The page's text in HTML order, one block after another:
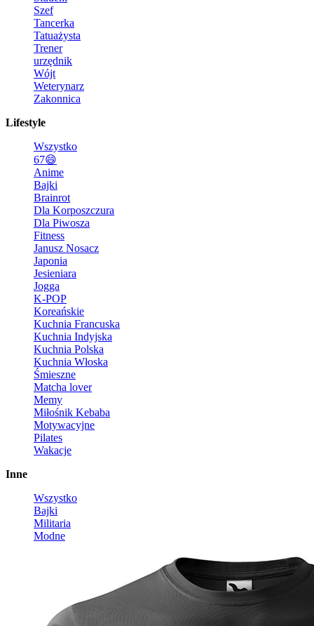
Szef
Tancerka
Tatuażysta
Trener
urzędnik
Wójt
Weterynarz
Zakonnica
Lifestyle
Wszystko
67😄
Anime
Bajki
Brainrot
Dla Korposzczura
Dla Piwosza
Fitness
Janusz Nosacz
Japonia
Jesieniara
Jogga
K-POP
Koreańskie
Kuchnia Francuska
Kuchnia Indyjska
Kuchnia Polska
Kuchnia Włoska
Śmieszne
Matcha lover
Memy
Miłośnik Kebaba
Motywacyjne
Pilates
Wakacje
Inne
Wszystko
Bajki
Militaria
Modne